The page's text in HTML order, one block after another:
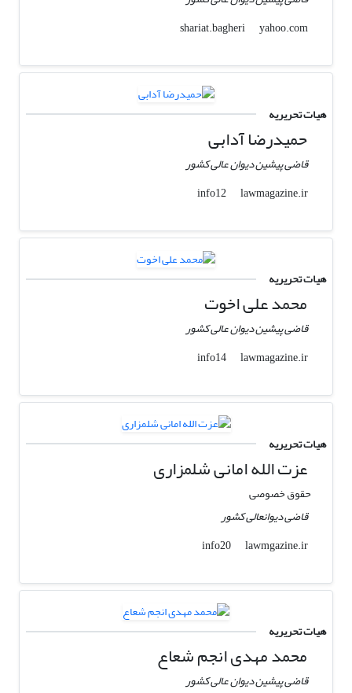
shariat.bagheri
yahoo.com
هیات تحریریه
حمیدرضا آدابی
قاضی پیشین دیوان عالی کشور
info12
lawmagazine.ir
هیات تحریریه
محمد علی اخوت
قاضی پیشین دیوان عالی کشور
info14
lawmagazine.ir
هیات تحریریه
عزت الله امانی شلمزاری
حقوق خصوصی
قاضی دیوانعالی کشور
info20
lawmgazine.ir
هیات تحریریه
محمد مهدی انجم شعاع
قاضی پیشین دیوان عالی کشور